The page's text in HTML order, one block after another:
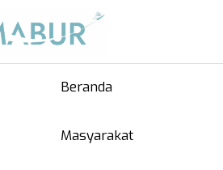
Beranda
Masyarakat